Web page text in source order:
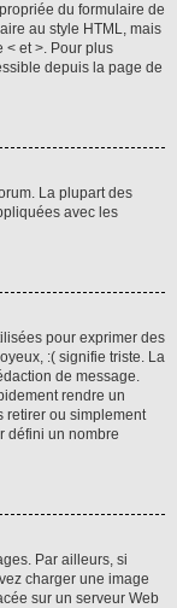
du formulaire de
au style HTML, mais
< et >. Pour plus
depuis la page de
La plupart des
avec les
pour exprimer des
:( signifie triste. La
de message.
rendre un
retirer ou simplement
défini un nombre
Par ailleurs, si
charger une image
sur un serveur Web